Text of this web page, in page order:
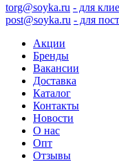
torg@soyka.ru - для
post@soyka.ru - для
Акции
Бренды
Вакансии
Доставка
Каталог
Контакты
Новости
О нас
Опт
Отзывы